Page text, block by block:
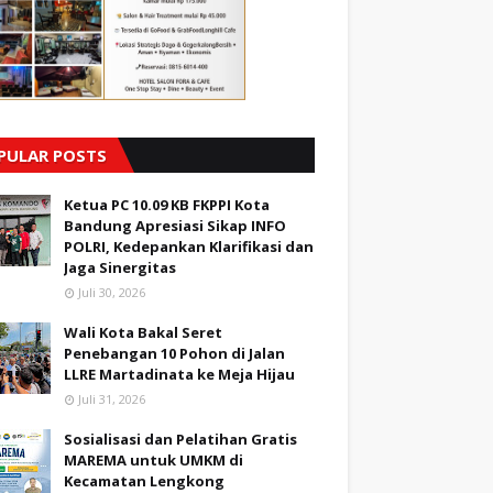
POSTS
Ketua PC 10.09 KB FKPPI Kota
Bandung Apresiasi Sikap INFO
POLRI, Kedepankan Klarifikasi dan
Jaga Sinergitas
Juli 30, 2026
Wali Kota Bakal Seret
Penebangan 10 Pohon di Jalan
LLRE Martadinata ke Meja Hijau
Juli 31, 2026
Sosialisasi dan Pelatihan Gratis
MAREMA untuk UMKM di
Kecamatan Lengkong